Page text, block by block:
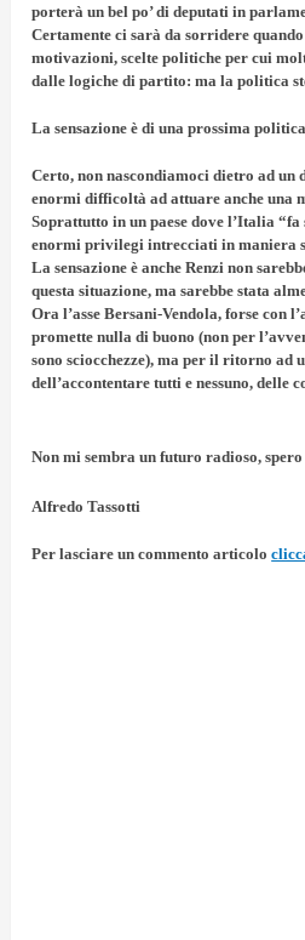
porterà un bel po’ di deputati in
Certamente ci sarà da sorridere
motivazioni, scelte politiche per cui
dalle logiche di partito: ma la politica
La sensazione è di una prossima
Certo, non nascondiamoci dietro ad un
enormi difficoltà ad attuare anche una
Soprattutto in un paese dove l’Italia
enormi privilegi intrecciati in maniera
La sensazione è anche Renzinon
questa situazione,ma sarebbe stata
Oral’asse Bersani-Vendola, forse con
promette nulla di buono (non per
sono sciocchezze), ma per il ritorno ad
dell’accontentare tutti e nessuno,delle
Non mi sembra un futuro radioso, spero
Alfredo Tassotti
Per lasciare un commento articolo